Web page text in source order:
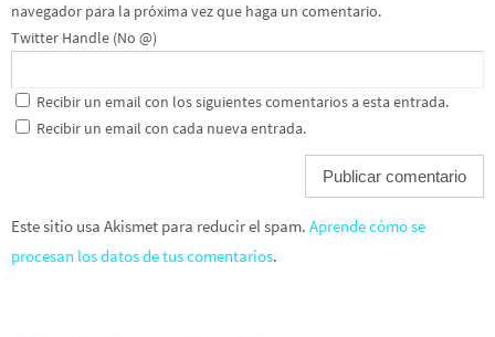
navegador para la próxima vez que haga un comentario.
Twitter Handle (No @)
Recibir un email con los siguientes comentarios a esta entrada.
Recibir un email con cada nueva entrada.
Este sitio usa Akismet para reducir el spam. Aprende cómo se
procesan los datos de tus comentarios.